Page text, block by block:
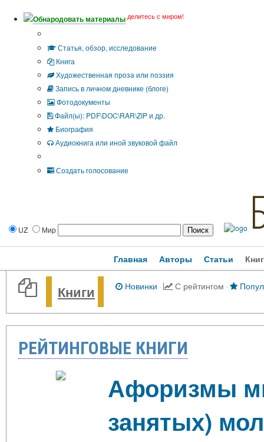
Обнародовать материалы делитесь с миром!
Статья, обзор, исследование
Книга
Художественная проза или поэзия
Запись в личном дневнике (блоге)
Фотодокументы
Файл(ы): PDF\DOC\RAR\ZIP и др.
Биография
Аудиокнига или иной звуковой файл
Создать голосование
UZ Мир
Главная Авторы Статьи
Книги Новинки · С рейтингом ·
РЕЙТИНГОВЫЕ КНИГИ
Афоризмы
занятых)